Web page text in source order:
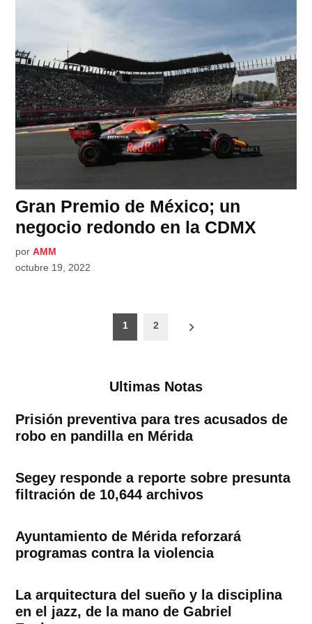
Gran Premio de México; un
negocio redondo en la CDMX
por AMM
octubre 19, 2022
1 2
Ultimas Notas
Prisión preventiva para tres acusados de
robo en pandilla en Mérida
Segey responde a reporte sobre presunta
filtración de 10,644 archivos
Ayuntamiento de Mérida reforzará
programas contra la violencia
La arquitectura del sueño y la disciplina
en el jazz, de la mano de Gabriel